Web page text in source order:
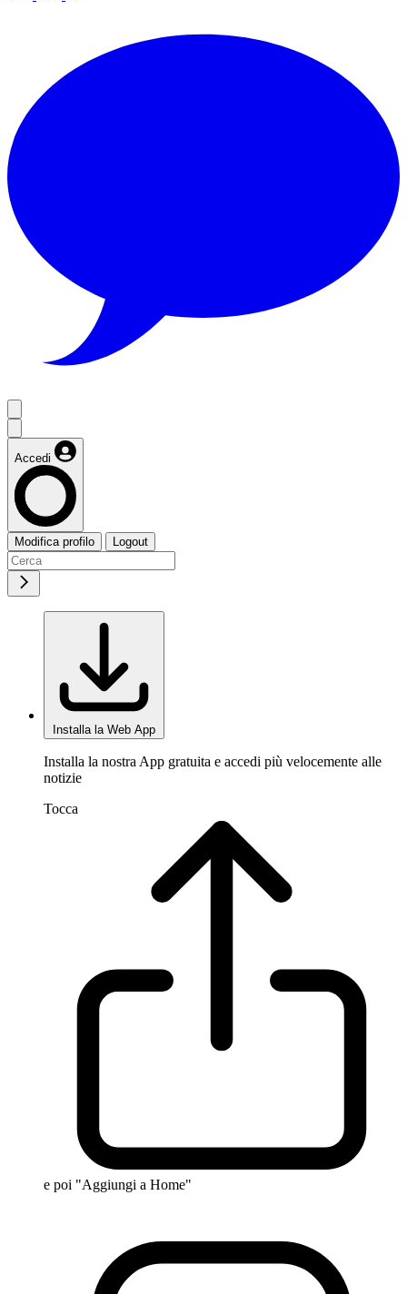
Accedi
Modifica profilo Logout
Installa la Web App
Installa la nostra App gratuita e accedi più velocemente alle
notizie
Tocca
e poi "Aggiungi a Home"